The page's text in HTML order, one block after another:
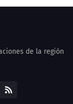
de la región